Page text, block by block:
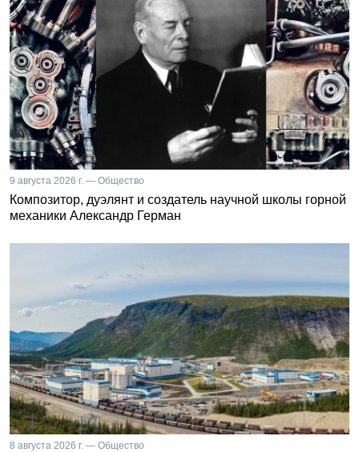
9 августа 2026 г. — Общество
Композитор, дуэлянт и создатель научной школы горной
механики Александр Герман
8 августа 2026 г. — Общество